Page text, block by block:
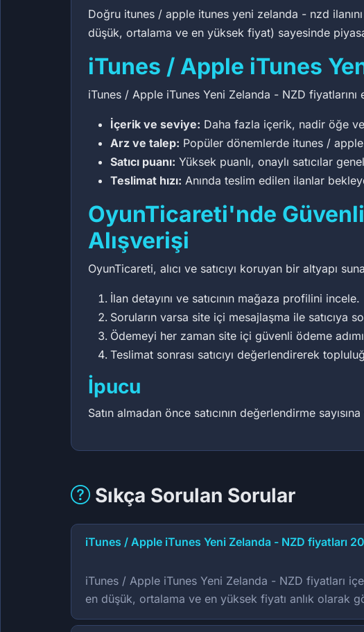
Doğru itunes / apple itunes yeni zelanda - nzd
düşük, ortalama ve en yüksek fiyat) sayesinde
iTunes / Apple iTunes
iTunes / Apple iTunes Yeni Zelanda - NZD
İçerik ve seviye: Daha fazla içerik, nadir öğe
Arz ve talep: Popüler dönemlerde itunes /
Satıcı puanı: Yüksek puanlı, onaylı satıcılar
Teslimat hızı: Anında teslim edilen ilanlar
OyunTicareti'nde
Alışverişi
OyunTicareti, alıcı ve satıcıyı koruyan bir altyapı
İlan detayını ve satıcının mağaza profilini incele.
Soruların varsa site içi mesajlaşma ile satıcıya
Ödemeyi her zaman site içi güvenli ödeme
Teslimat sonrası satıcıyı değerlendirerek
İpucu
Satın almadan önce satıcının değerlendirme
Sıkça Sorulan Sorular
iTunes / Apple iTunes Yeni Zelanda - NZD fiyatları
iTunes / Apple iTunes Yeni Zelanda - NZD fiyatları
en düşük, ortalama ve en yüksek fiyatı anlık olarak